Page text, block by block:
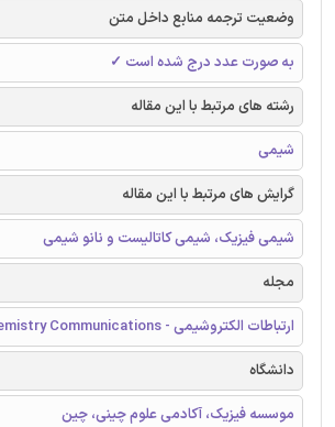
وضعیت ترجمه منابع داخل متن
به صورت عدد درج شده است ✓
رشته های مرتبط با این مقاله
شیمی
گرایش های مرتبط با این مقاله
شیمی فیزیک، شیمی کاتالیست و نانو شیمی
مجله
ارتباطات الکتروشیمی - Electrochemistry Communications
دانشگاه
موسسه فیزیک، آکادمی علوم چینی، چین